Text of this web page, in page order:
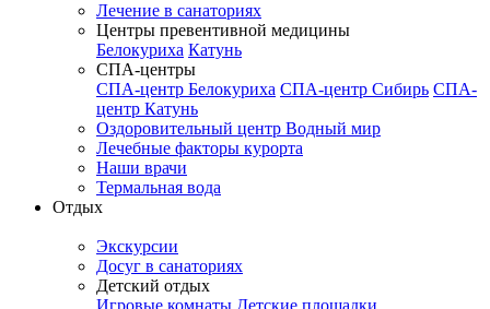
Лечение в санаториях
Центры превентивной медицины
Белокуриха Катунь
СПА-центры
СПА-центр Белокуриха СПА-центр Сибирь СПА-
центр Катунь
Оздоровительный центр Водный мир
Лечебные факторы курорта
Наши врачи
Термальная вода
Отдых
Экскурсии
Досуг в санаториях
Детский отдых